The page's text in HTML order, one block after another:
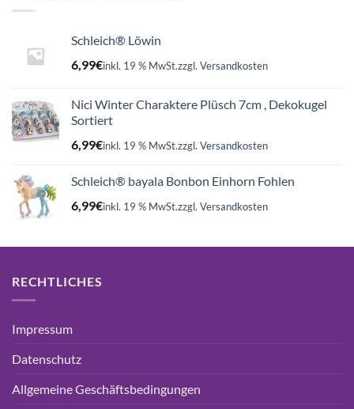
Schleich® Löwin
6,99€inkl. 19 % MwSt.zzgl. Versandkosten
Nici Winter Charaktere Plüsch 7cm , Dekokugel
Sortiert
6,99€inkl. 19 % MwSt.zzgl. Versandkosten
Schleich® bayala Bonbon Einhorn Fohlen
6,99€inkl. 19 % MwSt.zzgl. Versandkosten
RECHTLICHES
Impressum
Datenschutz
Allgemeine Geschäftsbedingungen